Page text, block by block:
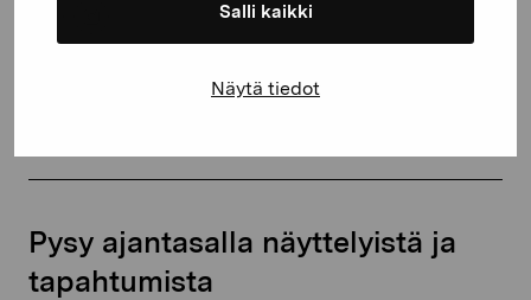
Salli kaikki
Näytä tiedot
Pysy ajantasalla näyttelyistä ja
tapahtumista